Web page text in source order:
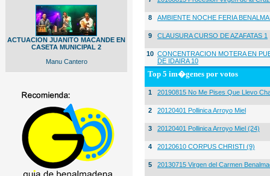
ACTUACION JUANITO MACANDE EN
CASETA MUNICIPAL 2
Manu Cantero
8 AMBIENTE NOCHE FERIA
9 CLAUSURA CURSO DE AZAFATAS 1
10 CONCENTRACION MOTERA EN
DE IDAIRA 10
Top 5 im�genes por votos
1 20190815 No Me Pises Que Llevo
2 20120401 Pollinica Arroyo Miel
3 20120401 Pollinica Arroyo Miel (24)
4 20120610 CORPUS CHRISTI (9)
5 20130715 Virgen del Carmen